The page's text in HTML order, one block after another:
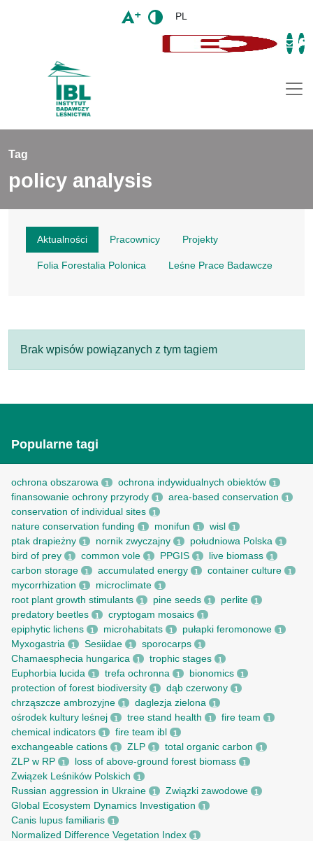
PL
Tag
policy analysis
Aktualności Pracownicy Projekty
Folia Forestalia Polonica Leśne Prace Badawcze
Brak wpisów powiązanych z tym tagiem
Popularne tagi
ochrona obszarowa 1 ochrona indywidualnych obiektów 1
finansowanie ochrony przyrody 1 area-based conservation 1
conservation of individual sites 1
nature conservation funding 1 monifun 1 wisl 1
ptak drapieżny 1 nornik zwyczajny 1 południowa Polska 1
bird of prey 1 common vole 1 PPGIS 1 live biomass 1
carbon storage 1 accumulated energy 1 container culture 1
mycorrhization 1 microclimate 1
root рlant growth stimulants 1 pine seeds 1 perlite 1
predatory beetles 1 cryptogam mosaics 1
epiphytic lichens 1 microhabitats 1 pułapki feromonowe 1
Myxogastria 1 Sesiidae 1 sporocarps 1
Chamaesphecia hungarica 1 trophic stages 1
Euphorbia lucida 1 trefa ochronna 1 bionomics 1
protection of forest biodiversity 1 dąb czerwony 1
chrząszcze ambrozyjne 1 daglezja zielona 1
ośrodek kultury leśnej 1 tree stand health 1 fire team 1
chemical indicators 1 fire team ibl 1
exchangeable cations 1 ZLP 1 total organic carbon 1
ZLP w RP 1 loss of above-ground forest biomass 1
Związek Leśników Polskich 1
Russian aggression in Ukraine 1 Związki zawodowe 1
Global Ecosystem Dynamics Investigation 1
Canis lupus familiaris 1
Normalized Difference Vegetation Index 1